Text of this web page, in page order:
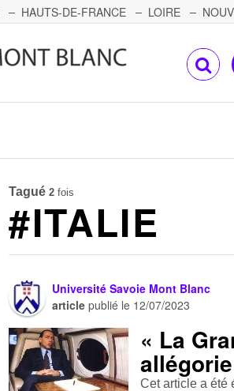
HAUTS-DE-FRANCE LOIRE
Tagué 2 fois
#ITALIE
Université Savoie Mont Blanc
article publié le 12/07/2023
« La
Cet article a été